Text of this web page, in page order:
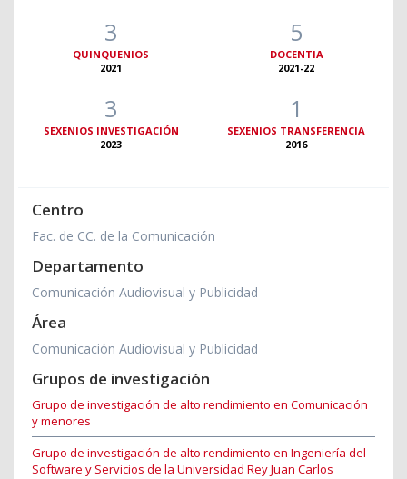
3
QUINQUENIOS
2021
5
DOCENTIA
2021-22
3
SEXENIOS INVESTIGACIÓN
2023
1
SEXENIOS TRANSFERENCIA
2016
Centro
Fac. de CC. de la Comunicación
Departamento
Comunicación Audiovisual y Publicidad
Área
Comunicación Audiovisual y Publicidad
Grupos de investigación
Grupo de investigación de alto rendimiento en Comunicación
y menores
Grupo de investigación de alto rendimiento en Ingeniería del
Software y Servicios de la Universidad Rey Juan Carlos